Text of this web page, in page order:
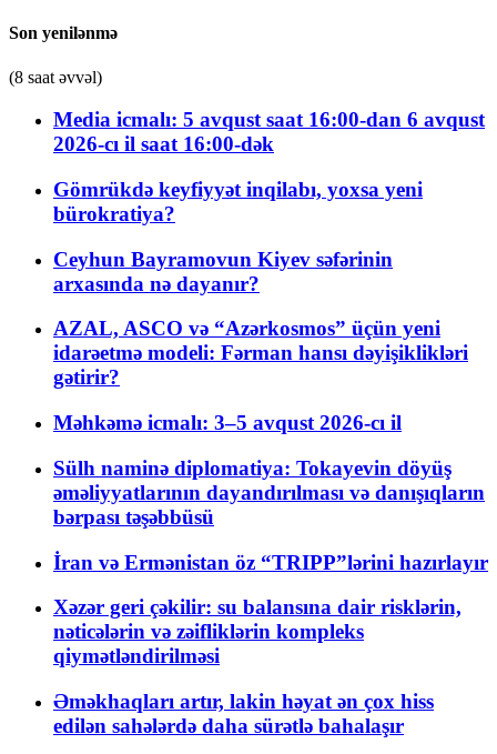
Son yenilənmə
(8 saat əvvəl)
Media icmalı: 5 avqust saat 16:00-dan 6 avqust
2026-cı il saat 16:00-dək
Gömrükdə keyfiyyət inqilabı, yoxsa yeni
bürokratiya?
Ceyhun Bayramovun Kiyev səfərinin
arxasında nə dayanır?
AZAL, ASCO və “Azərkosmos” üçün yeni
idarəetmə modeli: Fərman hansı dəyişiklikləri
gətirir?
Məhkəmə icmalı: 3–5 avqust 2026-cı il
Sülh naminə diplomatiya: Tokayevin döyüş
əməliyyatlarının dayandırılması və danışıqların
bərpası təşəbbüsü
İran və Ermənistan öz “TRIPP”lərini hazırlayır
Xəzər geri çəkilir: su balansına dair risklərin,
nəticələrin və zəifliklərin kompleks
qiymətləndirilməsi
Əməkhaqları artır, lakin həyat ən çox hiss
edilən sahələrdə daha sürətlə bahalaşır